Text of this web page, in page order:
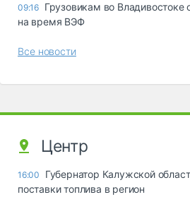
09:16 Грузовикам во Владивостоке
на время ВЭФ
Все новости
Центр
16:00
Губернатор Калужской
поставки топлива в регион